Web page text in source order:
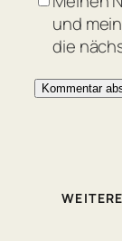
und
die